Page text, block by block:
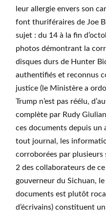
leur allergie envers son
font thuriféraires de Joe
sujet : du 14 à la fin
photos démontrant la
disques durs de Hunter
authentifiés et reconnus
justice (le Ministère a
Trump n’est pas réélu,
complète par Rudy
ces documents depuis un
tout journal, les
corroborées par plusieurs
2 des collaborateurs de
gouverneur du Sichuan,
documents est plutôt
d’écrivains) constituent